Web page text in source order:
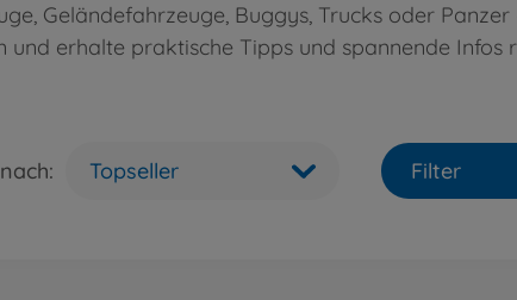
Geländefahrzeuge, Buggys, Trucks oder
erhalte praktische Tipps und spannende Infos
Topseller Filter